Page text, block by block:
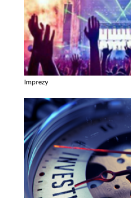
Imprezy